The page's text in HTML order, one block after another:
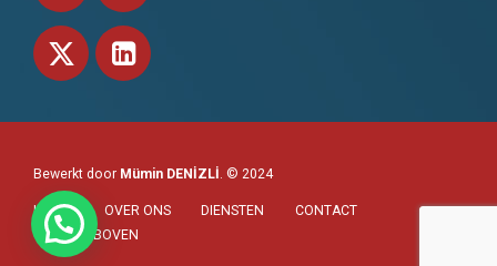
Bewerkt door Mümin DENİZLİ. © 2024
HOME OVER ONS DIENSTEN
CONTACT
NAAR BOVEN